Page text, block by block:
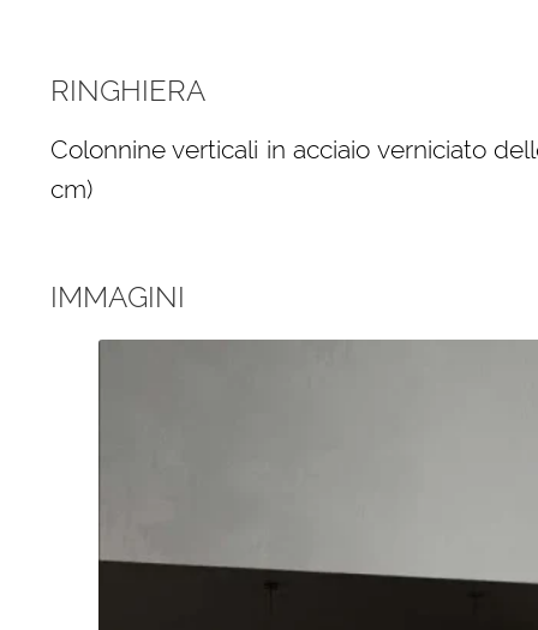
RINGHIERA
Colonnine verticali in acciaio verniciato
cm)
IMMAGINI